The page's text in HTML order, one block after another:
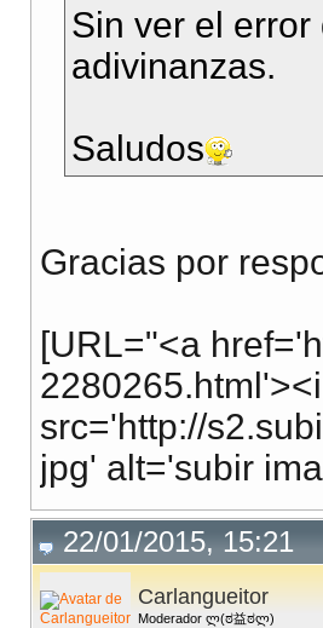
Sin ver el
adivinanzas.
Saludos
Gracias por
[URL="<a
src='http://
jpg' alt='subir
22/01/2015, 15:21
Carlangueitor
Moderador ლ(ಠ益ಠლ)